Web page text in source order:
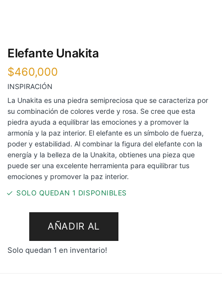
Elefante Unakita
$460,000
INSPIRACIÓN
La Unakita es una piedra semipreciosa que se caracteriza por
su combinación de colores verde y rosa. Se cree que esta
piedra ayuda a equilibrar las emociones y a promover la
armonía y la paz interior. El elefante es un símbolo de fuerza,
poder y estabilidad. Al combinar la figura del elefante con la
energía y la belleza de la Unakita, obtienes una pieza que
puede ser una excelente herramienta para equilibrar tus
emociones y promover la paz interior.
SOLO QUEDAN 1 DISPONIBLES
AÑADIR AL
CARRITO
Solo quedan 1 en inventario!